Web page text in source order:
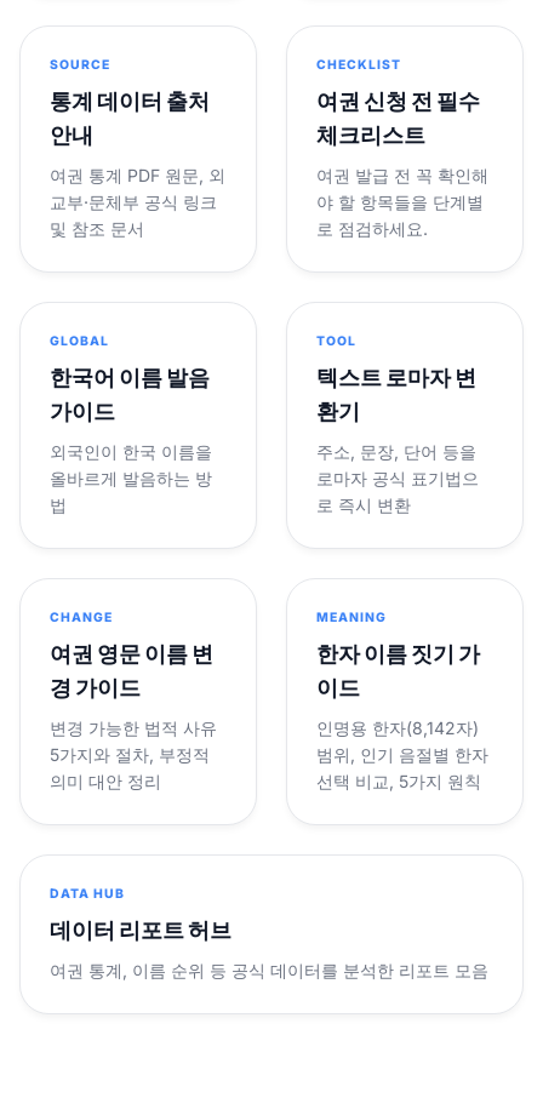
SOURCE
통계 데이터 출처
안내
여권 통계 PDF 원문, 외
교부·문체부 공식 링크
및 참조 문서
CHECKLIST
여권 신청 전 필수
체크리스트
여권 발급 전 꼭 확인해
야 할 항목들을 단계별
로 점검하세요.
GLOBAL
한국어 이름 발음
가이드
외국인이 한국 이름을
올바르게 발음하는 방
법
TOOL
텍스트 로마자 변
환기
주소, 문장, 단어 등을
로마자 공식 표기법으
로 즉시 변환
CHANGE
여권 영문 이름 변
경 가이드
변경 가능한 법적 사유
5가지와 절차, 부정적
의미 대안 정리
MEANING
한자 이름 짓기 가
이드
인명용 한자(8,142자)
범위, 인기 음절별 한자
선택 비교, 5가지 원칙
DATA HUB
데이터 리포트 허브
여권 통계, 이름 순위 등 공식 데이터를 분석한 리포트 모음